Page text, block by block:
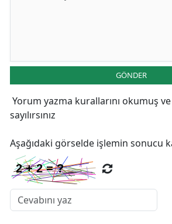
GÖNDER
Yorum yazma kurallarını okumuş
sayılırsınız
Aşağıdaki görselde işlemin sonucu